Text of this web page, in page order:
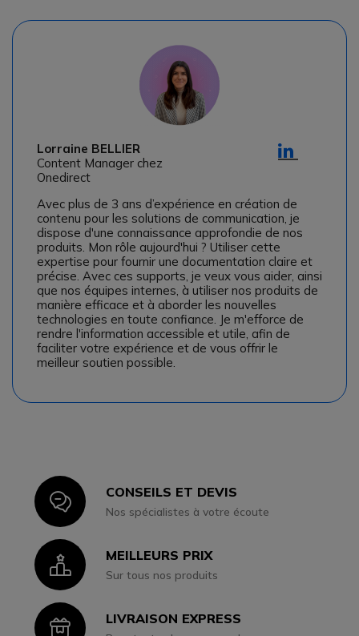
Lorraine BELLIER
Content Manager chez
Onedirect
Avec plus de 3 ans d’expérience en création de
contenu pour les solutions de communication, je
dispose d'une connaissance approfondie de nos
produits. Mon rôle aujourd'hui ? Utiliser cette
expertise pour fournir une documentation claire et
précise. Avec ces supports, je veux vous aider, ainsi
que nos équipes internes, à utiliser nos produits de
manière efficace et à aborder les nouvelles
technologies en toute confiance. Je m'efforce de
rendre l'information accessible et utile, afin de
faciliter votre expérience et de vous offrir le
meilleur soutien possible.
IconCONSEILS ET DEVIS
Nos spécialistes à votre écoute
IconMEILLEURS PRIX
Sur tous nos produits
IconLIVRAISON EXPRESS